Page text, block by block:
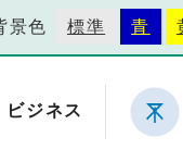
景色 標準 青
ビジネス